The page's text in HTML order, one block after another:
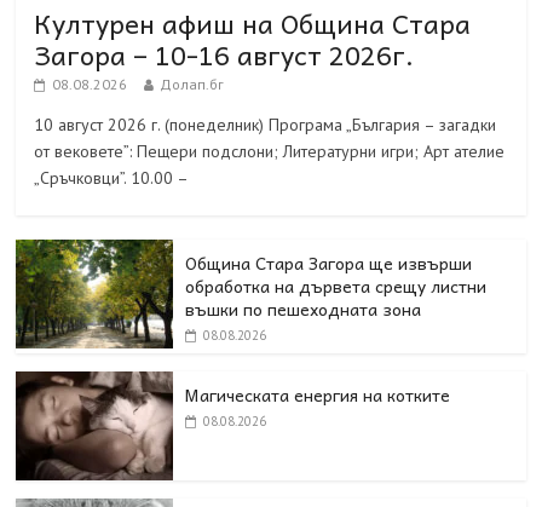
Културен афиш на Община Стара
Загора – 10-16 август 2026г.
08.08.2026 Долап.бг
10 август 2026 г. (понеделник) Програма „България – загадки
от вековете”: Пещери подслони; Литературни игри; Арт ателие
„Сръчковци”. 10.00 –
Община Стара Загора ще извърши
обработка на дървета срещу листни
въшки по пешеходната зона
08.08.2026
Магическата енергия на котките
08.08.2026